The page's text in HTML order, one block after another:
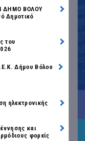
ΔΗΜΟ BΟΛΟΥ
Δημοτικό
του
Δήμου Βόλου
ηλεκτρονικής
και
φορείς
να
τις διαφημίσεις.
σχετικά με
συνεργάτες μας.
σε
Λειτουργικά
πλοήγηση στο
απαραίτητα
τις
μας στη